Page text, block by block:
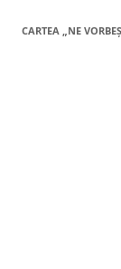
CARTEA „NE